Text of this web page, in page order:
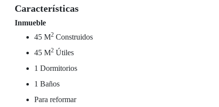
Características
Inmueble
45 M2 Construidos
45 M2 Útiles
1 Dormitorios
1 Baños
Para reformar